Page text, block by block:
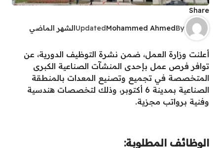
Share
By
Mohammed Ahmed
Updatedالشهر الماضي
أعلنت وزارة العمل، ضمن نشرة التوظيف الدورية، عن
توافر فرص عمل بإحدى المنشآت الصناعية الكبرى
المتخصصة في تجميع وتصنيع المعدات بالمنطقة
الصناعية بمدينة 6 أكتوبر، وذلك لتخصصات هندسية
وفنية برواتب مجزية.
الوظائف المطلوبة: